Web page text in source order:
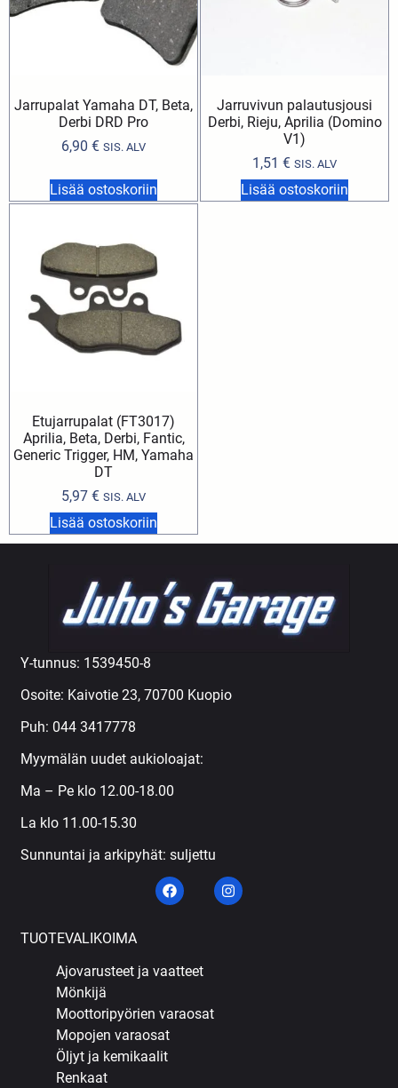
Jarrupalat Yamaha DT, Beta,
Derbi DRD Pro
6,90 € SIS. ALV
Lisää ostoskoriin
Jarruvivun palautusjousi
Derbi, Rieju, Aprilia (Domino
V1)
1,51 € SIS. ALV
Lisää ostoskoriin
Etujarrupalat (FT3017)
Aprilia, Beta, Derbi, Fantic,
Generic Trigger, HM, Yamaha
DT
5,97 € SIS. ALV
Lisää ostoskoriin
Y-tunnus: 1539450-8
Osoite: Kaivotie 23, 70700 Kuopio
Puh: 044 3417778
Myymälän uudet aukioloajat:
Ma – Pe klo 12.00-18.00
La klo 11.00-15.30
Sunnuntai ja arkipyhät: suljettu
TUOTEVALIKOIMA
Ajovarusteet ja vaatteet
Mönkijä
Moottoripyörien varaosat
Mopojen varaosat
Öljyt ja kemikaalit
Renkaat